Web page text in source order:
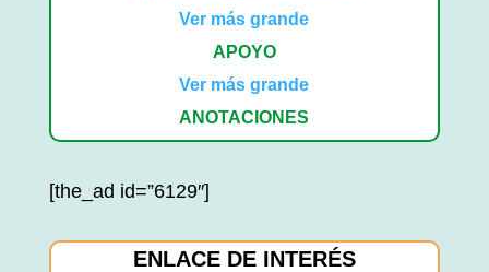
Ver más grande
APOYO
Ver más grande
ANOTACIONES
[the_ad id=”6129″]
ENLACE DE INTERÉS